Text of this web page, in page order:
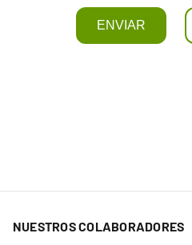
NUESTROS COLABORADORES